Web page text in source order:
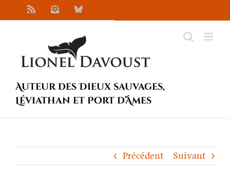
au
NewsletterBluesky
Auteur des Dieux sauvages,
Léviathan et Port d’Âmes
Précédent Suivant